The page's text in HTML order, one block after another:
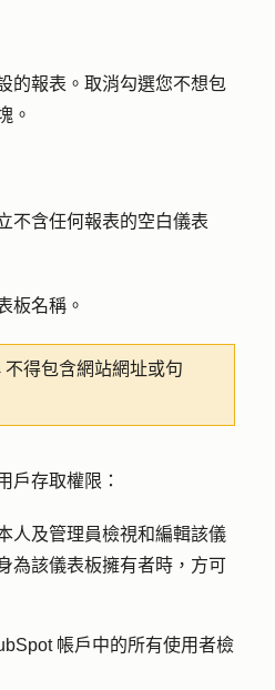
的報表。取消勾選您不想包
。
不含任何報表的空白儀表
板名稱 。
不得包含網站網址或句
戶存取權限：
人及管理員檢視和編輯該儀
為該儀表板擁有者時，方可
帳戶中的所有使用者檢